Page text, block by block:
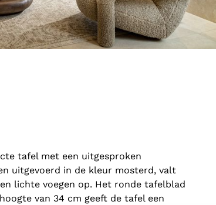
tafel met een uitgesproken
uitgevoerd in de kleur mosterd, valt
lichte voegen op. Het ronde tafelblad
van 34 cm geeft de tafel een